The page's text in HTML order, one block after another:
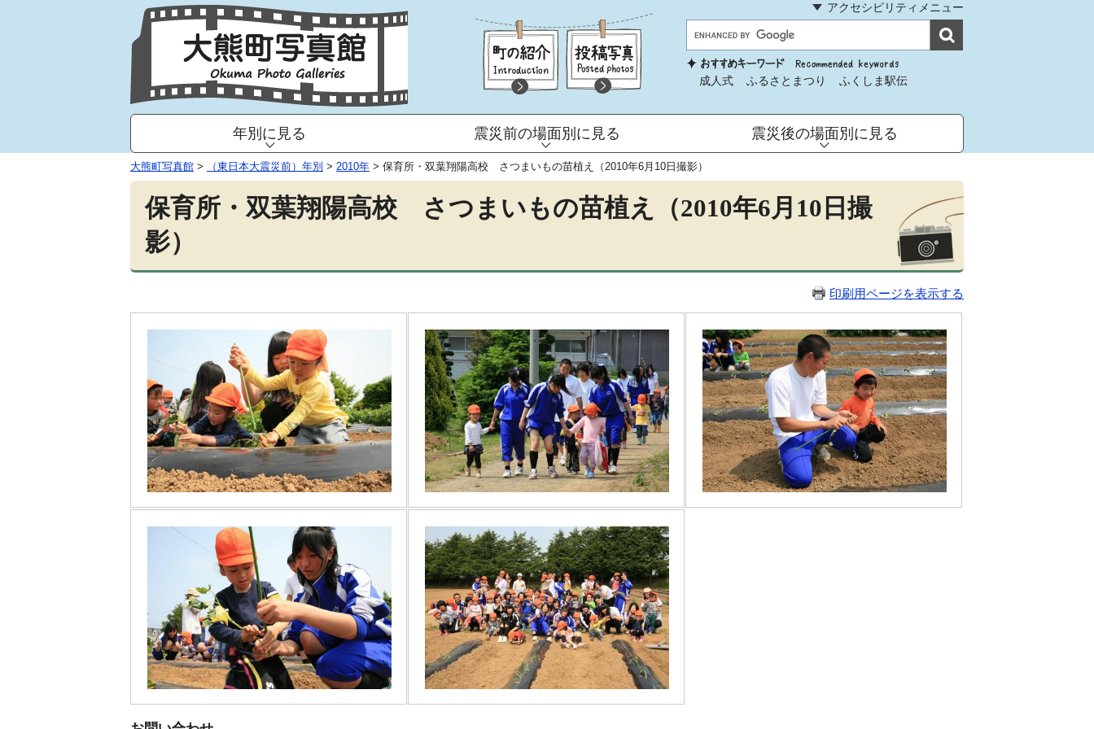
アクセシビリティメニュー
成人式 ふるさとまつり ふくしま駅伝
年別に見る 震災前の場面別に見る 震災後の場面別に見る
大熊町写真館 > （東日本大震災前）年別 > 2010年 > 保育所・双葉翔陽高校 さつまいもの苗植え（2010年6月10日撮影）
保育所・双葉翔陽高校 さつまいもの苗植え（2010年6月10日撮
影）
印刷用ページを表示する